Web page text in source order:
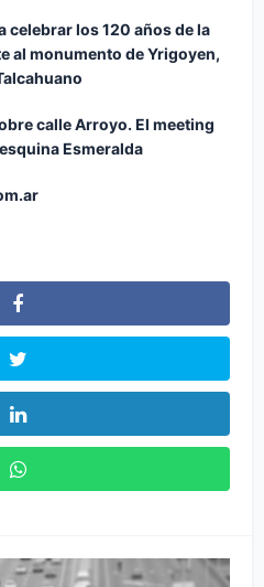
celebrar los 120 años de la
al monumento de Yrigoyen,
calle Arroyo. El meeting
Esmeralda